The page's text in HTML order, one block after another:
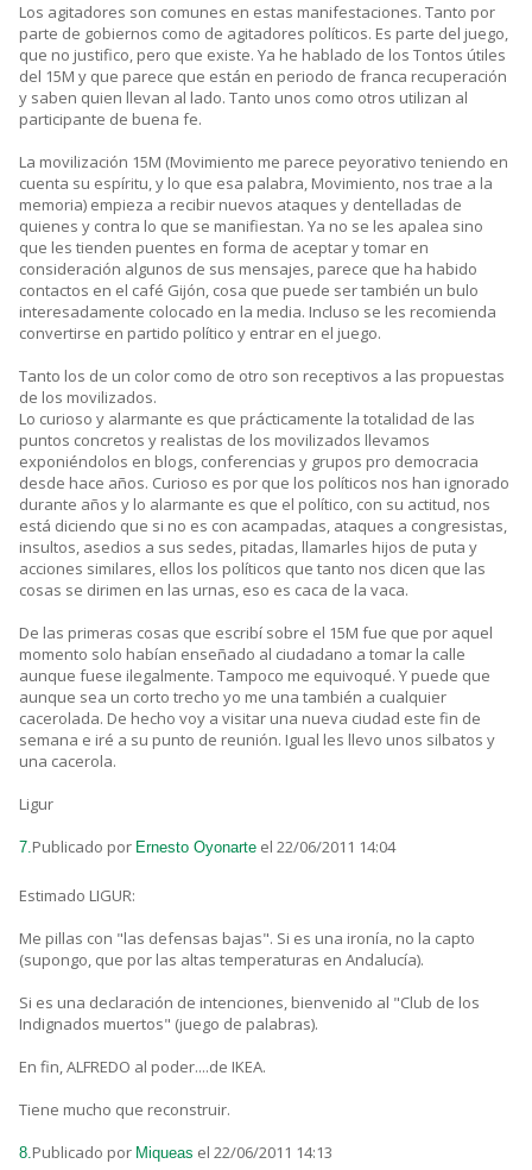
Los agitadores son comunes en estas manifestaciones. Tanto por
parte de gobiernos como de agitadores políticos. Es parte del juego,
que no justifico, pero que existe. Ya he hablado de los Tontos útiles
del 15M y que parece que están en periodo de franca recuperación
y saben quien llevan al lado. Tanto unos como otros utilizan al
participante de buena fe.
La movilización 15M (Movimiento me parece peyorativo teniendo en
cuenta su espíritu, y lo que esa palabra, Movimiento, nos trae a la
memoria) empieza a recibir nuevos ataques y dentelladas de
quienes y contra lo que se manifiestan. Ya no se les apalea sino
que les tienden puentes en forma de aceptar y tomar en
consideración algunos de sus mensajes, parece que ha habido
contactos en el café Gijón, cosa que puede ser también un bulo
interesadamente colocado en la media. Incluso se les recomienda
convertirse en partido político y entrar en el juego.
Tanto los de un color como de otro son receptivos a las propuestas
de los movilizados.
Lo curioso y alarmante es que prácticamente la totalidad de las
puntos concretos y realistas de los movilizados llevamos
exponiéndolos en blogs, conferencias y grupos pro democracia
desde hace años. Curioso es por que los políticos nos han ignorado
durante años y lo alarmante es que el político, con su actitud, nos
está diciendo que si no es con acampadas, ataques a congresistas,
insultos, asedios a sus sedes, pitadas, llamarles hijos de puta y
acciones similares, ellos los políticos que tanto nos dicen que las
cosas se dirimen en las urnas, eso es caca de la vaca.
De las primeras cosas que escribí sobre el 15M fue que por aquel
momento solo habían enseñado al ciudadano a tomar la calle
aunque fuese ilegalmente. Tampoco me equivoqué. Y puede que
aunque sea un corto trecho yo me una también a cualquier
cacerolada. De hecho voy a visitar una nueva ciudad este fin de
semana e iré a su punto de reunión. Igual les llevo unos silbatos y
una cacerola.
Ligur
7.Publicado por Ernesto Oyonarte el 22/06/2011 14:04
Estimado LIGUR:
Me pillas con "las defensas bajas". Si es una ironía, no la capto
(supongo, que por las altas temperaturas en Andalucía).
Si es una declaración de intenciones, bienvenido al "Club de los
Indignados muertos" (juego de palabras).
En fin, ALFREDO al poder....de IKEA.
Tiene mucho que reconstruir.
8.Publicado por Miqueas el 22/06/2011 14:13